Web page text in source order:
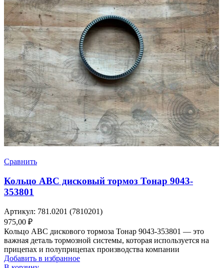
Сравнить
Кольцо ABC дисковый тормоз Тонар 9043-
353801
Артикул: 781.0201 (7810201)
975,00 ₽
Кольцо ABC дискового тормоза Тонар 9043-353801 — это
важная деталь тормозной системы, которая используется на
прицепах и полуприцепах производства компании
Добавить в избранное